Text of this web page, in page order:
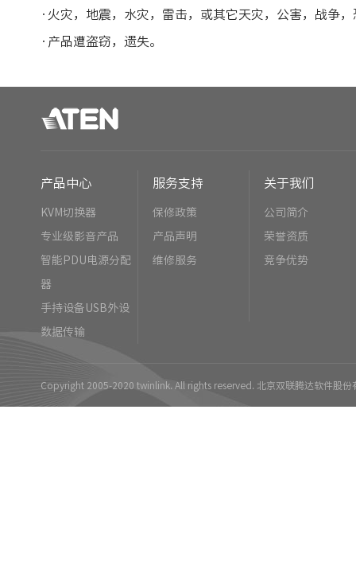
·火灾，地震，水灾，雷击，或其它天灾，公害，
·产品遭盗窃，遗失。
产品中心
KVM切换器
专业级影音产品
智能PDU电源分配
器
手持设备USB外设
数据传输
服务支持
保修政策
产品声明
维修服务
关于我们
公司简介
荣誉资质
竞争优势
Copyright 2005-2020 twinlink. All rights reserved. 北京双联腾达软件股份